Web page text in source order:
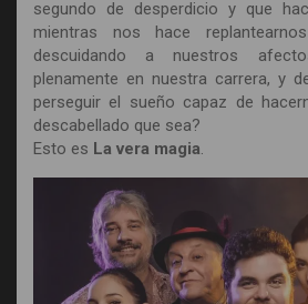
segundo de desperdicio y que
mientras nos hace
descuidando a nuestros
plenamente en nuestra carrera, y
perseguir el sueño capaz de
descabellado que sea?
Esto es La vera magia